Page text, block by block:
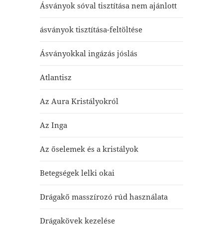
Ásványok sóval tisztítása nem ajánlott
ásványok tisztítása-feltöltése
Ásványokkal ingázás jóslás
Atlantisz
Az Aura Kristályokról
Az Inga
Az őselemek és a kristályok
Betegségek lelki okai
Drágakő masszírozó rúd használata
Drágakövek kezelése